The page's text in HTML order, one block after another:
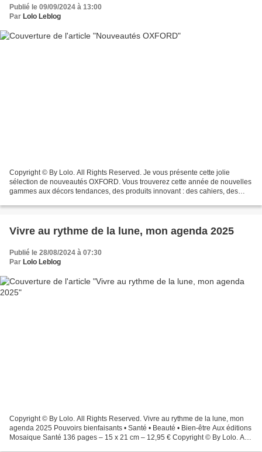
Publié le 09/09/2024 à 13:00
Par Lolo Leblog
Copyright © By Lolo. All Rights Reserved. Je vous présente cette jolie
sélection de nouveautés OXFORD. Vous trouverez cette année de nouvelles
gammes aux décors tendances, des produits innovant : des cahiers, des
Vivre au rythme de la lune, mon agenda 2025
Publié le 28/08/2024 à 07:30
Par Lolo Leblog
Copyright © By Lolo. All Rights Reserved. Vivre au rythme de la lune, mon
agenda 2025 Pouvoirs bienfaisants • Santé • Beauté • Bien-être Aux éditions
Mosaique Santé 136 pages – 15 x 21 cm – 12,95 € Copyright © By Lolo. All